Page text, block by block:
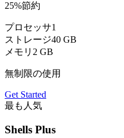
25%節約
プロセッサ1
ストレージ40 GB
メモリ 2 GB
無制限の使用
Get Started
最も人気
Shells Plus